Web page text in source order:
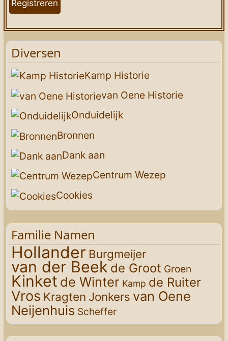
Registreren
Diversen
Kamp Historie
van Oene Historie
Onduidelijk
Bronnen
Dank aan
Centrum Wezep
Cookies
Familie Namen
Hollander Burgmeijer
van der Beek de Groot Groen
Kinket de Winter Kamp de Ruiter
Vros Kragten Jonkers van Oene
Neijenhuis Scheffer